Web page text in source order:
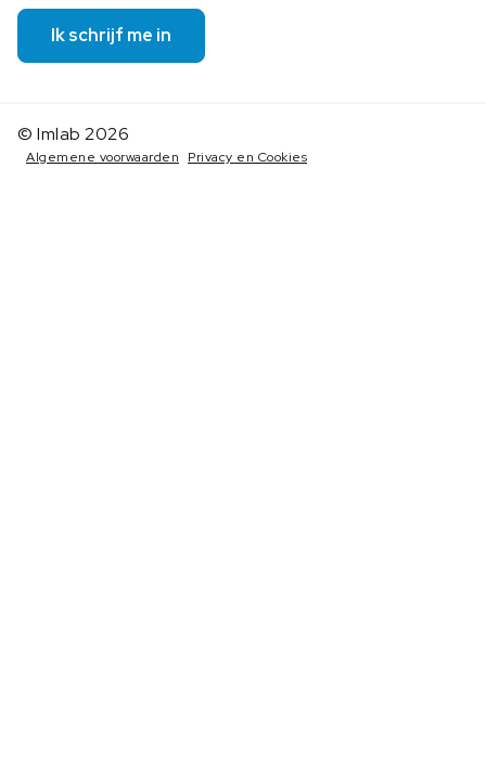
Ik schrijf me in
© Imlab 2026
Algemene voorwaarden Privacy en Cookies